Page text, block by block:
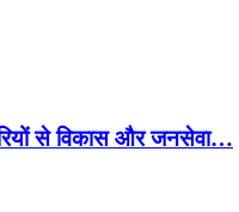
से विकास और जनसेवा…